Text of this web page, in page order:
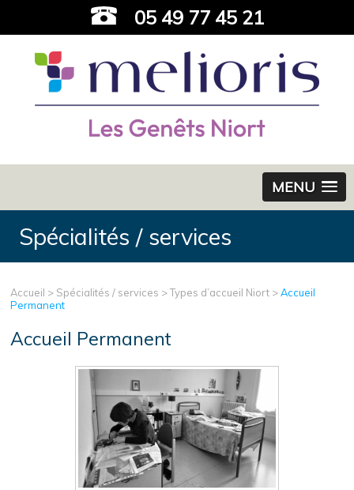
05 49 77 45 21
MENU
Spécialités / services
Accueil > Spécialités / services >Types d’accueil Niort >Accueil
Permanent
Accueil Permanent